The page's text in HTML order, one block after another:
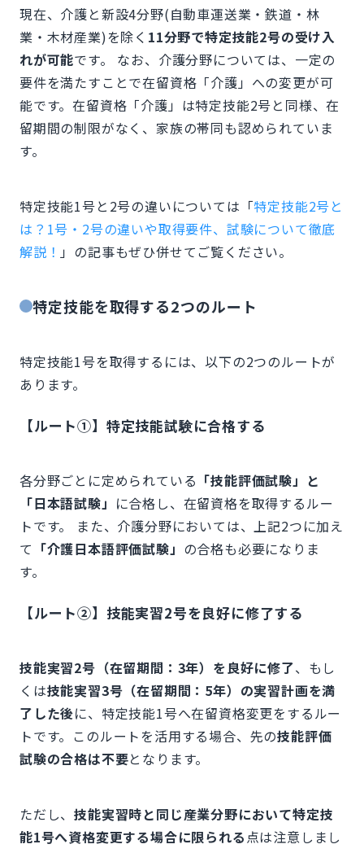
現在、介護と新設4分野(自動車運送業・鉄道・林
業・木材産業)を除く 11分野で特定技能2号の受け入
れが可能です。 なお、介護分野については、一定の
要件を満たすことで在留資格「介護」への変更が可
能です。在留資格「介護」は特定技能2号と同様、在
留期間の制限がなく、家族の帯同も認められていま
す。
特定技能1号と2号の違いについては「特定技能2号と
は？1号・2号の違いや取得要件、試験について徹底
解説！ 」の記事もぜひ併せてご覧ください。
特定技能を取得する2つのルート
特定技能1号を取得するには、以下の2つのルートが
あります。
【ルート①】特定技能試験に合格する
各分野ごとに定められている 「技能評価試験」と
「日本語試験」 に合格し、在留資格を取得するルー
トです。 また、介護分野においては、上記2つに加え
て 「介護日本語評価試験」 の合格も必要になりま
す。
【ルート②】技能実習2号を良好に修了する
技能実習2号（在留期間：3年）を良好に修了、もし
くは技能実習3号（在留期間：5年）の実習計画を満
了した後に、特定技能1号へ在留資格変更をするルー
トです。このルートを活用する場合、先の技能評価
試験の合格は不要となります。
ただし、技能実習時と同じ産業分野において特定技
能1号へ資格変更する場合に限られる 点は注意しまし